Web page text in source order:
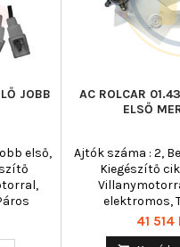
JOBB
első,
AC ROLCAR
ELSŐ
Ajtók száma : 2,
Kiegészítő
elektromos,
Ár
41 514